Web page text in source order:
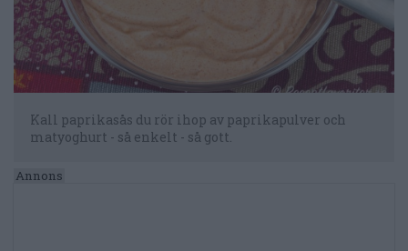
Kall paprikasås du rör ihop av paprikapulver och
matyoghurt - så enkelt - så gott.